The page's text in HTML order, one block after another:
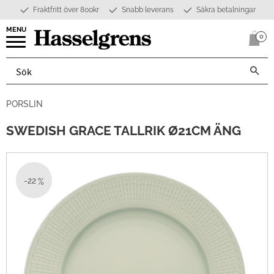
Meny
Fraktfritt över 800kr Snabb leverans Säkra betalningar
0
PORSLIN
SWEDISH GRACE TALLRIK Ø21CM ÄNG
22%